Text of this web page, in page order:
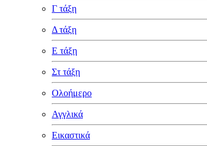
Γ τάξη
Δ τάξη
Ε τάξη
Στ τάξη
Ολοήμερο
Αγγλικά
Εικαστικά